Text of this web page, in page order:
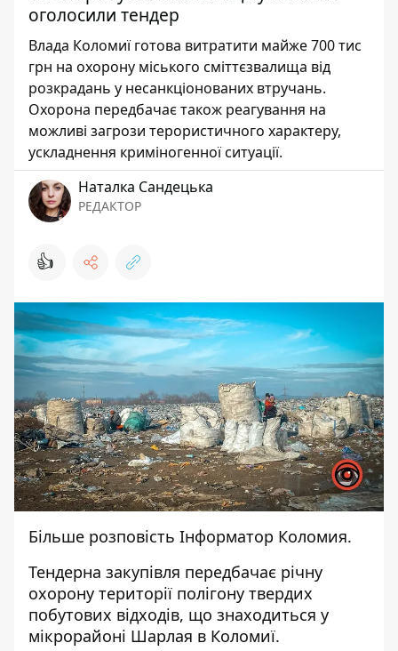
оголосили тендер
Влада Коломиї готова витратити майже 700 тис
грн на охорону міського сміттєзвалища від
розкрадань у несанкціонованих втручань.
Охорона передбачає також реагування на
можливі загрози терористичного характеру,
ускладнення криміногенної ситуації.
Наталка Сандецька
РЕДАКТОР
👍
Більше розповість Інформатор Коломия.
Тендерна закупівля передбачає річну
охорону території полігону твердих
побутових відходів, що знаходиться у
мікрорайоні Шарлая в Коломиї.